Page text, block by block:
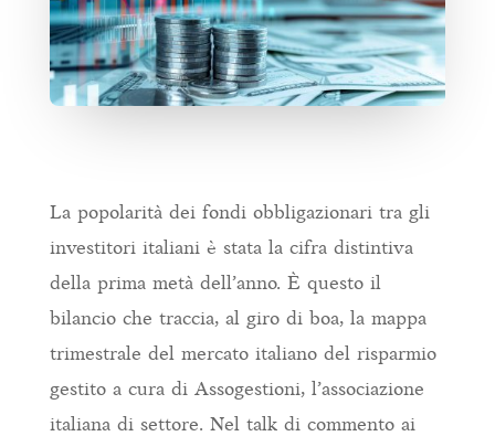
La popolarità dei fondi obbligazionari tra gli
investitori italiani è stata la cifra distintiva
della prima metà dell’anno. È questo il
bilancio che traccia, al giro di boa, la mappa
trimestrale del mercato italiano del risparmio
gestito a cura di Assogestioni, l’associazione
italiana di settore. Nel talk di commento ai